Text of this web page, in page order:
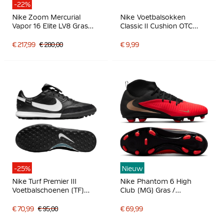
-22%
Nike Zoom Mercurial
Vapor 16 Elite LV8 Gras
Zalmroze Donkerblauw
€ 217,99 € 280,00
Nike Voetbalsokken
Classic II Cushion OTC
€ 9,99
-25%
Nike Turf Premier III
Voetbalschoenen (TF)
€ 70,99 € 95,00
Nieuw
Nike Phantom 6 High
Club (MG) Gras /
Voetbalschoenen Zwart
€ 69,99